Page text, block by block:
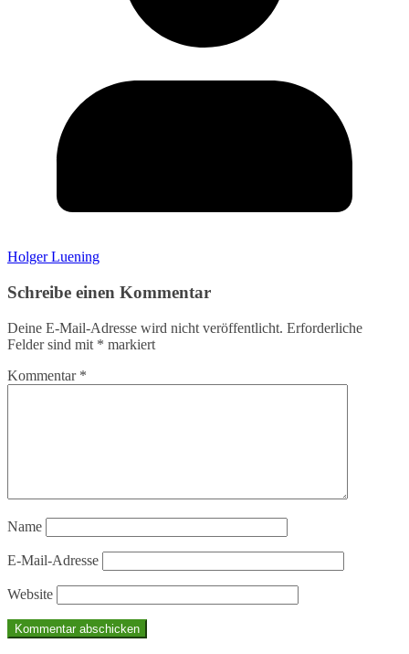
Holger Luening
Schreibe einen Kommentar
Deine E-Mail-Adresse wird nicht veröffentlicht. Erforderliche
Felder sind mit * markiert
Kommentar *
Name
E-Mail-Adresse
Website